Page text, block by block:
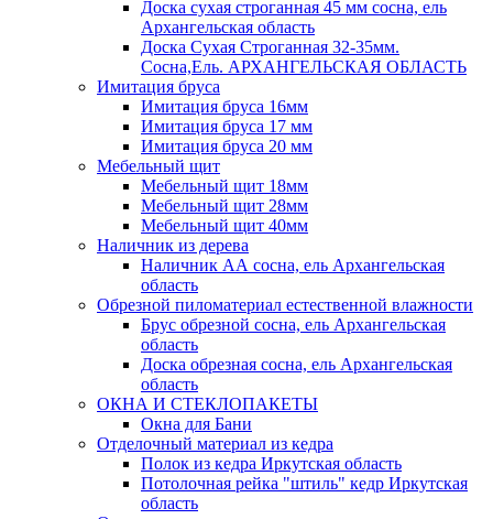
Доска сухая строганная 45 мм сосна, ель
Архангельская область
Доска Сухая Строганная 32-35мм.
Сосна,Ель. АРХАНГЕЛЬСКАЯ ОБЛАСТЬ
Имитация бруса
Имитация бруса 16мм
Имитация бруса 17 мм
Имитация бруса 20 мм
Мебельный щит
Мебельный щит 18мм
Мебельный щит 28мм
Мебельный щит 40мм
Наличник из дерева
Наличник АА сосна, ель Архангельская
область
Обрезной пиломатериал естественной влажности
Брус обрезной сосна, ель Архангельская
область
Доска обрезная сосна, ель Архангельская
область
ОКНА И СТЕКЛОПАКЕТЫ
Окна для Бани
Отделочный материал из кедра
Полок из кедра Иркутская область
Потолочная рейка "штиль" кедр Иркутская
область